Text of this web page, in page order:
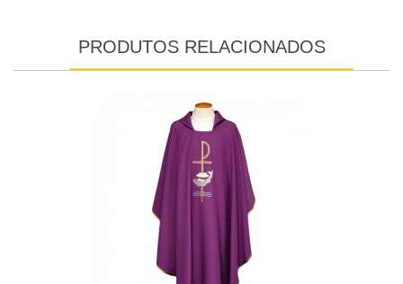
PRODUTOS RELACIONADOS